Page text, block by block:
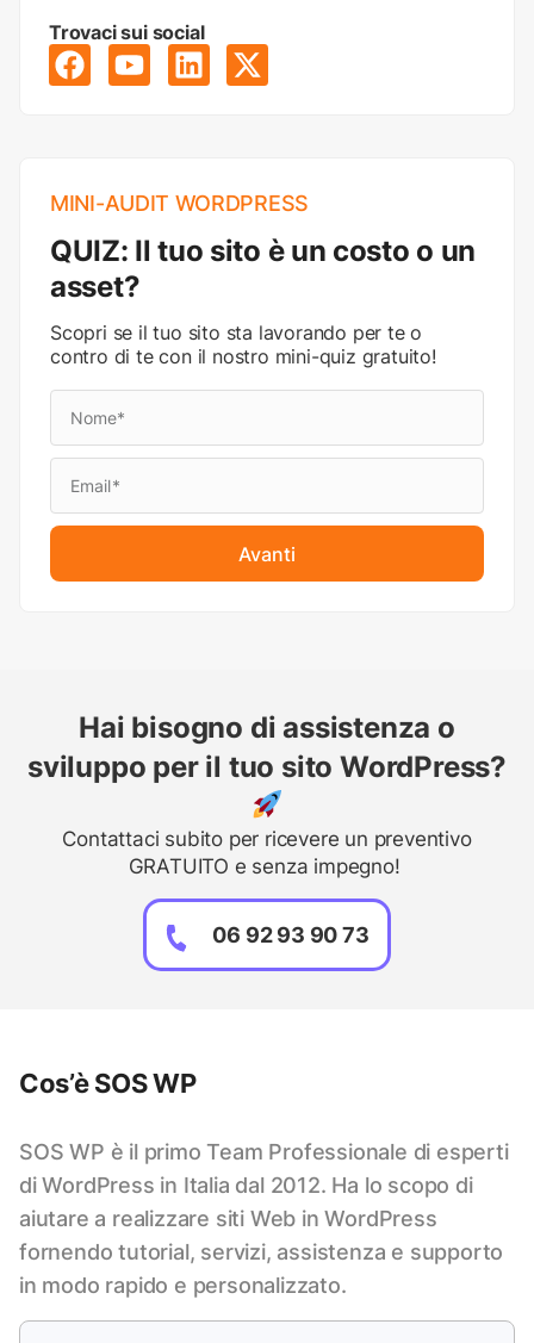
Trovaci sui social
MINI-AUDIT WORDPRESS
QUIZ: Il tuo sito è un costo o un
asset?
Scopri se il tuo sito sta lavorando per te o
contro di te con il nostro mini-quiz gratuito!
Avanti
Hai bisogno di assistenza o
sviluppo per il tuo sito WordPress?
Contattaci subito per ricevere un preventivo
GRATUITO e senza impegno!
06 92 93 90 73
Cos’è SOS WP
SOS WP è il primo Team Professionale di esperti
di WordPress in Italia dal 2012. Ha lo scopo di
aiutare a realizzare siti Web in WordPress
fornendo tutorial, servizi, assistenza e supporto
in modo rapido e personalizzato.